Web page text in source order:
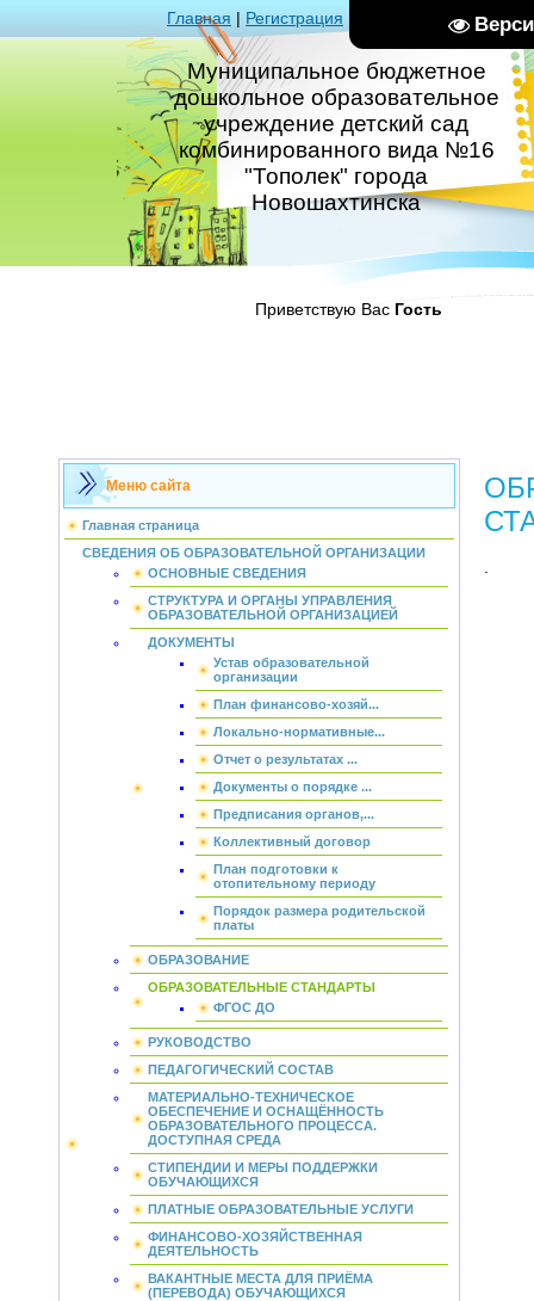
Главная | Регистрация
Муниципальное бюджетное
дошкольное образовательное
учреждение детский сад
комбинированного вида №16
"Тополек" города
Новошахтинска
Приветствую Вас Гость
Меню сайта
Главная страница
СВЕДЕНИЯ ОБ ОБРАЗОВАТЕЛЬНОЙ ОРГАНИЗАЦИИ
ОСНОВНЫЕ СВЕДЕНИЯ
СТРУКТУРА И ОРГАНЫ УПРАВЛЕНИЯ
ОБРАЗОВАТЕЛЬНОЙ ОРГАНИЗАЦИЕЙ
ДОКУМЕНТЫ
Устав образовательной
организации
План финансово-хозяй...
Локально-нормативные...
Отчет о результатах ...
Документы о порядке ...
Предписания органов,...
Коллективный договор
План подготовки к
отопительному периоду
Порядок размера родительской
платы
ОБРАЗОВАНИЕ
ОБРАЗОВАТЕЛЬНЫЕ СТАНДАРТЫ
ФГОС ДО
РУКОВОДСТВО
ПЕДАГОГИЧЕСКИЙ СОСТАВ
МАТЕРИАЛЬНО-ТЕХНИЧЕСКОЕ
ОБЕСПЕЧЕНИЕ И ОСНАЩЁННОСТЬ
ОБРАЗОВАТЕЛЬНОГО ПРОЦЕССА.
ДОСТУПНАЯ СРЕДА
СТИПЕНДИИ И МЕРЫ ПОДДЕРЖКИ
ОБУЧАЮЩИХСЯ
ПЛАТНЫЕ ОБРАЗОВАТЕЛЬНЫЕ УСЛУГИ
ФИНАНСОВО-ХОЗЯЙСТВЕННАЯ
ДЕЯТЕЛЬНОСТЬ
ВАКАНТНЫЕ МЕСТА ДЛЯ ПРИЁМА
(ПЕРЕВОДА) ОБУЧАЮЩИХСЯ